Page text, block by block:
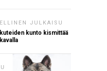
JULKAISU
kunto kismittää